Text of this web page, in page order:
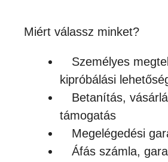
mennyiség
Miért válassz minket?
Személyes
kipróbálási
Betanítás,
támogatás
Megelégedési
Áfás számla,